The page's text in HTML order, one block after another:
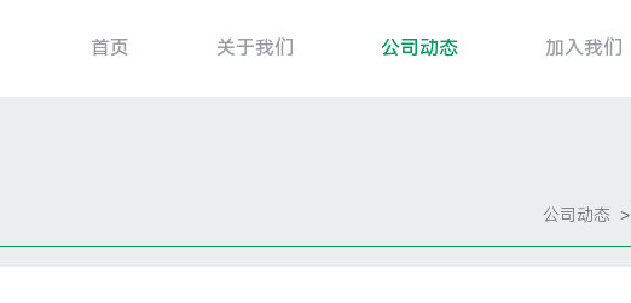
首页 关于我们 公司动态 加入我们
公司动态 >